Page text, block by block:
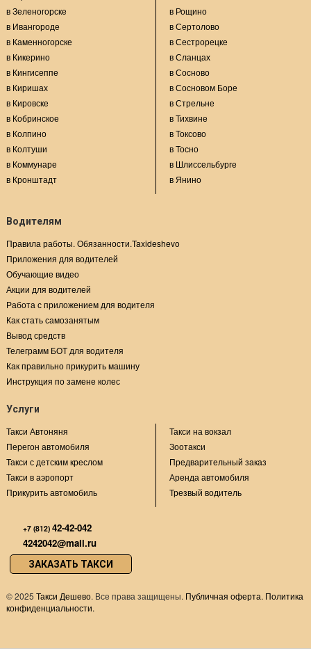
в Зеленогорске
в Ивангороде
в Каменногорске
в Кикерино
в Кингисеппе
в Киришах
в Кировске
в Кобринское
в Колпино
в Колтуши
в Коммунаре
в Кронштадт
в Рощино
в Сертолово
в Сестрорецке
в Сланцах
в Сосново
в Сосновом Боре
в Стрельне
в Тихвине
в Токсово
в Тосно
в Шлиссельбурге
в Янино
Водителям
Правила работы. Обязанности.Taxideshevo
Приложения для водителей
Обучающие видео
Акции для водителей
Работа с приложением для водителя
Как стать самозанятым
Вывод средств
Телеграмм БОТ для водителя
Как правильно прикурить машину
Инструкция по замене колес
Услуги
Такси Автоняня
Перегон автомобиля
Такси с детским креслом
Такси в аэропорт
Прикурить автомобиль
Такси на вокзал
Зоотакси
Предварительный заказ
Аренда автомобиля
Трезвый водитель
+7 (812) 42-42-042
4242042@mail.ru
ЗАКАЗАТЬ ТАКСИ
©2025 Такси Дешево. Все права защищены. Публичная оферта. Политика
конфиденциальности.